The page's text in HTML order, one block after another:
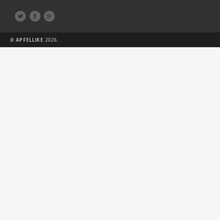
  
©APFELLIKE 2026.